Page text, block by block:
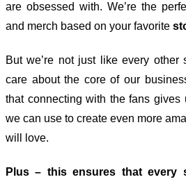
are obsessed with. We’re the
and merch based on your favorite
But we’re not just like every other
care about the core of our
that connecting with the fans gives
we can use to create even more
will love.
Plus – this ensures that every